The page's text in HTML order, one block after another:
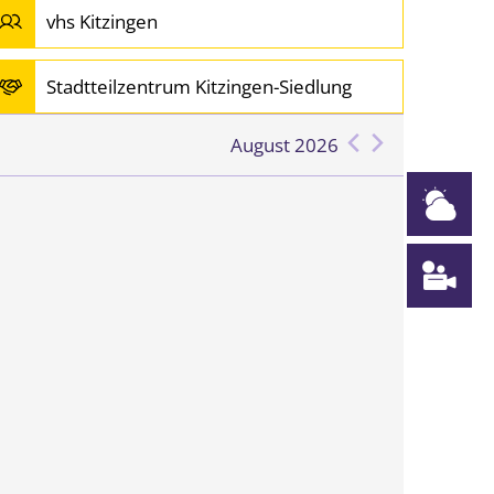
vhs Kitzingen
Stadtteilzentrum Kitzingen-Siedlung
August 2026